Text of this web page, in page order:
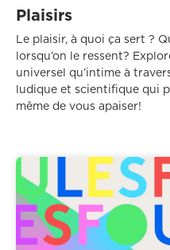
Plaisirs
Le plaisir, à quoi ça sert ?
lorsqu’on le ressent?
universel qu’intime à
ludique et scientifique qui
même de vous apaiser!